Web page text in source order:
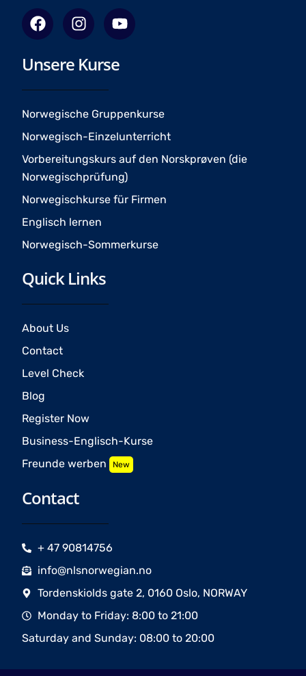
F
a
c
e
o
o
I
n
s
t
g
r
a
m
Y
o
u
t
e
Unsere Kurse
Norwegische Gruppenkurse
Norwegisch-Einzelunterricht
Vorbereitungskurs auf den Norskprøven (die
Norwegischprüfung)
Norwegischkurse für Firmen
Englisch lernen
Norwegisch-Sommerkurse
Quick Links
About Us
Contact
Level Check
Blog
Register Now
Business-Englisch-Kurse
Freunde werben New
Contact
+ 47 90814756
info@nlsnorwegian.no
Tordenskiolds gate 2, 0160 Oslo, NORWAY
Monday to Friday: 8:00 to 21:00
Saturday and Sunday: 08:00 to 20:00